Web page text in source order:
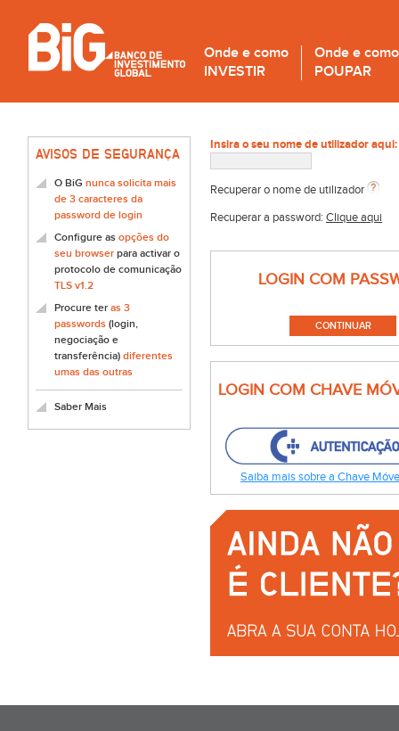
Onde e como
INVESTIR
Onde e como
POUPAR
AVISOS DE SEGURANÇA
O BiG nunca solicita mais
de 3 caracteres da
password de login
Configure as opções do
seu browser para activar o
protocolo de comunicação
TLS v1.2
Procure ter as 3
passwords (login,
negociação e
transferência) diferentes
umas das outras
Saber Mais
Insira o seu nome de utilizador aqui:
Recuperar o nome de utilizador
Recuperar a password: Clique aqui
LOGIN COM
LOGIN COM CHAVE
Saiba mais sobre a Chave